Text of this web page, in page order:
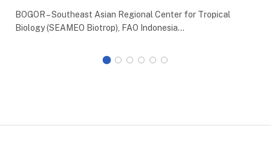
BOGOR – Southeast Asian Regional Center for Tropical
Biology (SEAMEO Biotrop), FAO Indonesia…